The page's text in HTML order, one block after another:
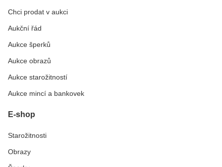
Chci prodat v aukci
Aukční řád
Aukce šperků
Aukce obrazů
Aukce starožitností
Aukce mincí a bankovek
E-shop
Starožitnosti
Obrazy